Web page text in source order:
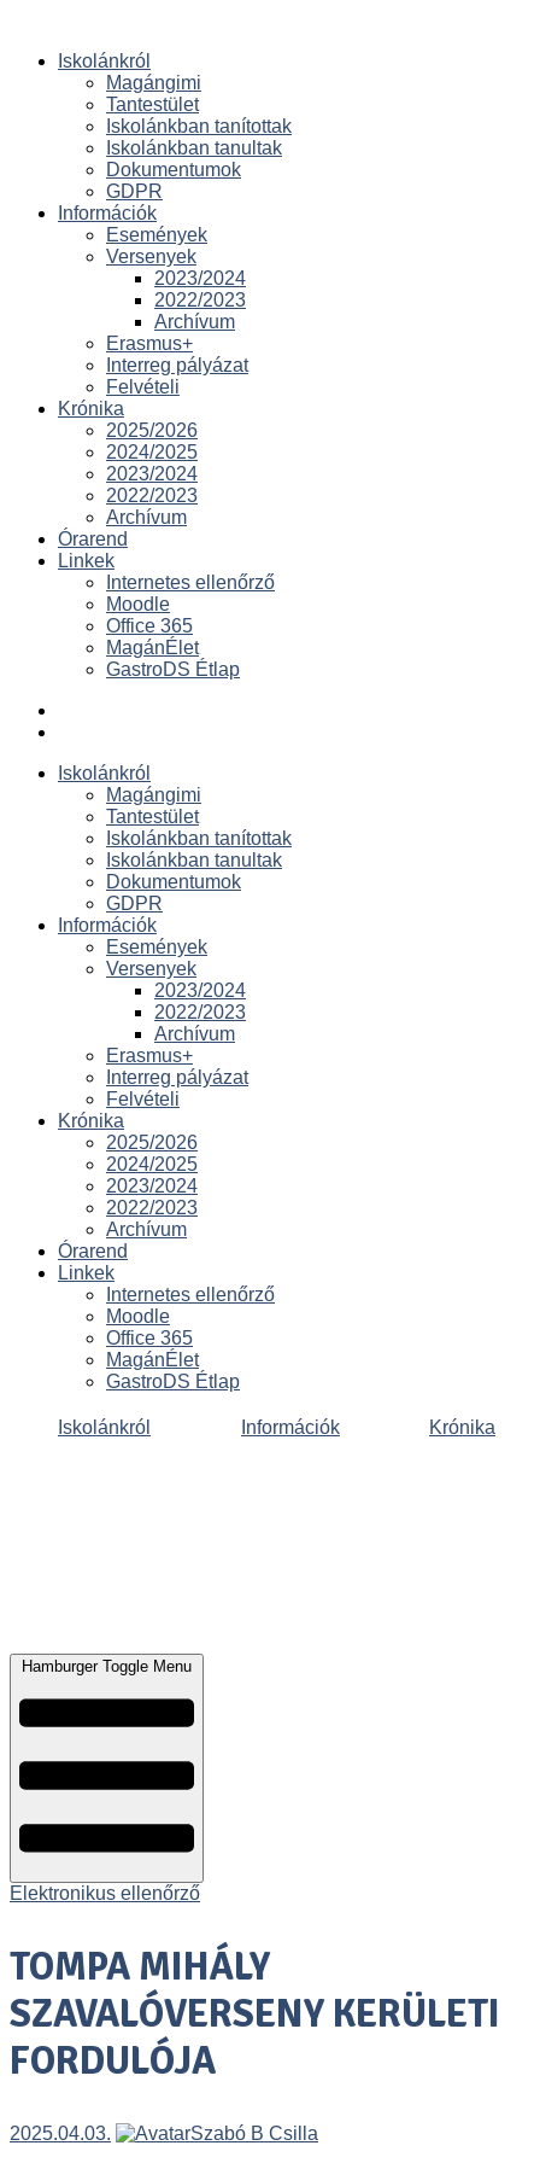
Iskolánkról
Magángimi
Tantestület
Iskolánkban tanítottak
Iskolánkban tanultak
Dokumentumok
GDPR
Információk
Események
Versenyek
2023/2024
2022/2023
Archívum
Erasmus+
Interreg pályázat
Felvételi
Krónika
2025/2026
2024/2025
2023/2024
2022/2023
Archívum
Órarend
Linkek
Internetes ellenőrző
Moodle
Office 365
MagánÉlet
GastroDS Étlap
Iskolánkról
Magángimi
Tantestület
Iskolánkban tanítottak
Iskolánkban tanultak
Dokumentumok
GDPR
Információk
Események
Versenyek
2023/2024
2022/2023
Archívum
Erasmus+
Interreg pályázat
Felvételi
Krónika
2025/2026
2024/2025
2023/2024
2022/2023
Archívum
Órarend
Linkek
Internetes ellenőrző
Moodle
Office 365
MagánÉlet
GastroDS Étlap
Iskolánkról Információk Krónika
Hamburger Toggle Menu
Elektronikus ellenőrző
TOMPA MIHÁLY
SZAVALÓVERSENY KERÜLETI
FORDULÓJA
2025.04.03. Szabó B Csilla